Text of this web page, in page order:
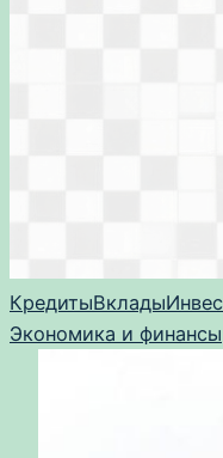
КредитыВклады
Экономика и финансы